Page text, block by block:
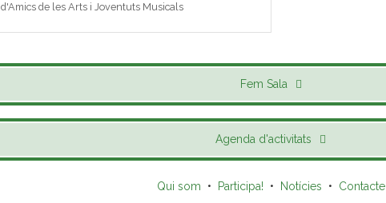
de les Arts i Joventuts Musicals
Fem Sala
Agenda d'activitats
Qui som • Participa! • Notícies • Contacte